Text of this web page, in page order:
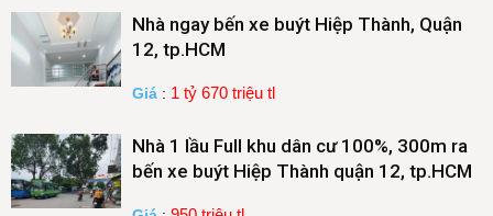
Nhà ngay bến xe buýt Hiệp Thành, Quận
12, tp.HCM
Giá : 1 tỷ 670 triệu tl
Nhà 1 lầu Full khu dân cư 100%, 300m ra
bến xe buýt Hiệp Thành quận 12, tp.HCM